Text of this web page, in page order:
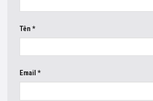
Tên *
Email *